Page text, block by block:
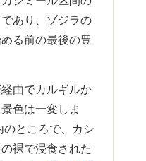
あり、ゾジラの
る前の最後の豊
由でカルギルか
色は一変しま
ところで、カシ
裸で浸食された